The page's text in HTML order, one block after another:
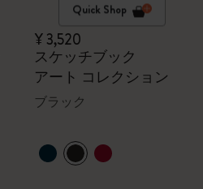
Quick Shop
¥ 3,520
スケッチブック
アート コレクション
ブラック